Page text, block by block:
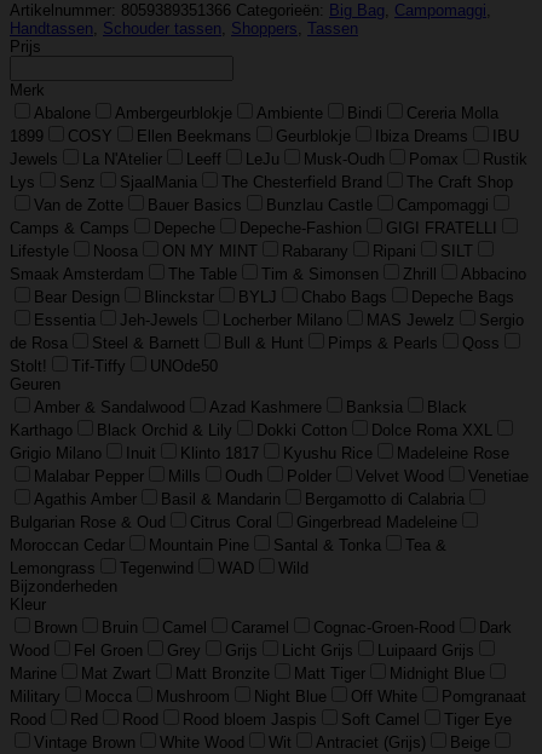
Artikelnummer: 8059389351366 Categorieën: Big Bag, Campomaggi,
Handtassen, Schouder tassen, Shoppers, Tassen
Prijs
Merk
Abalone
Ambergeurblokje Ambiente Bindi
Cereria Molla
1899
COSY Ellen Beekmans Geurblokje Ibiza Dreams
IBU
Jewels
La N'Atelier Leeff LeJu Musk-Oudh Pomax
Rustik
Lys
Senz SjaalMania The Chesterfield Brand
The Craft Shop
Van de Zotte
Bauer Basics Bunzlau Castle
Campomaggi
Camps & Camps
Depeche Depeche-Fashion
GIGI FRATELLI
Lifestyle
Noosa ON MY MINT Rabarany Ripani
SILT
Smaak Amsterdam
The Table Tim & Simonsen Zhrill
Abbacino
Bear Design
Blinckstar BYLJ Chabo Bags
Depeche Bags
Essentia
Jeh-Jewels Locherber Milano MAS Jewelz
Sergio
de Rosa
Steel & Barnett Bull & Hunt Pimps & Pearls
Qoss
Stolt!
Tif-Tiffy
UNOde50
Geuren
Amber & Sandalwood
Azad Kashmere Banksia
Black
Karthago
Black Orchid & Lily Dokki Cotton
Dolce Roma XXL
Grigio Milano
Inuit Klinto 1817 Kyushu Rice
Madeleine Rose
Malabar Pepper
Mills Oudh Polder Velvet Wood
Venetiae
Agathis Amber
Basil & Mandarin
Bergamotto di Calabria
Bulgarian Rose & Oud
Citrus Coral
Gingerbread Madeleine
Moroccan Cedar
Mountain Pine Santal & Tonka
Tea &
Lemongrass
Tegenwind WAD
Wild
Bijzonderheden
Kleur
Brown
Bruin Camel Caramel Cognac-Groen-Rood
Dark
Wood
Fel Groen Grey Grijs Licht Grijs
Luipaard Grijs
Marine
Mat Zwart Matt Bronzite Matt Tiger
Midnight Blue
Military
Mocca Mushroom Night Blue Off White
Pomgranaat
Rood
Red Rood Rood bloem Jaspis Soft Camel
Tiger Eye
Vintage Brown
White Wood Wit Antraciet (Grijs)
Beige